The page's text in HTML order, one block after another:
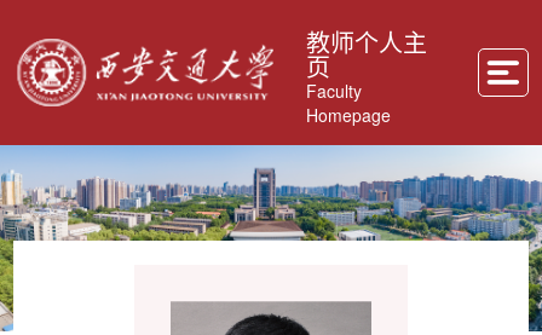
教师个人主
页
Faculty
Homepage